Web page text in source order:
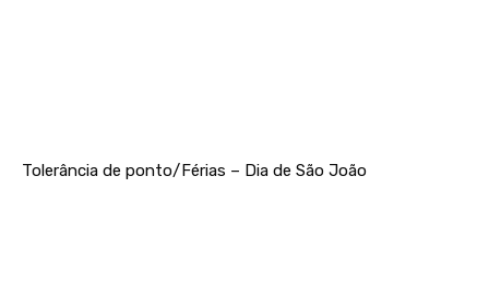
Tolerância de ponto/Férias – Dia de São João